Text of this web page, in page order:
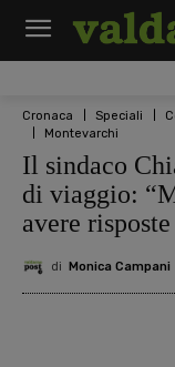
Cronaca Speciali
Montevarchi
Il sindaco
di viaggio:
avere
di Monica Campani